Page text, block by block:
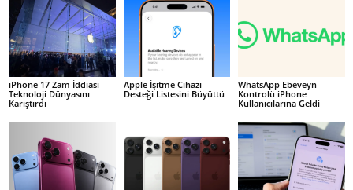
iPhone 17 Zam İddiası
Teknoloji Dünyasını
Karıştırdı
Apple İşitme Cihazı
Desteği Listesini Büyüttü
WhatsApp Ebeveyn
Kontrolü iPhone
Kullanıcılarına Geldi